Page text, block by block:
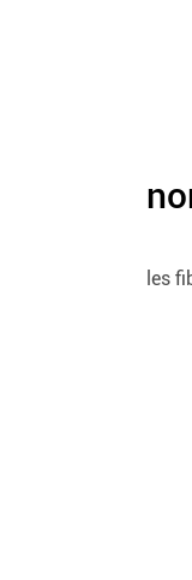
les